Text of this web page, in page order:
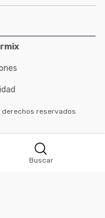
Buscar
derechos reservados